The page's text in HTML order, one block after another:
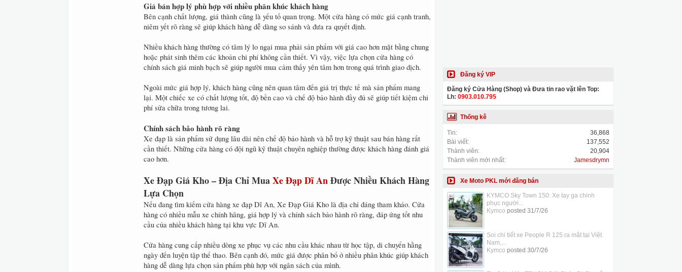
Giá bán hợp lý phù hợp với nhiều phân khúc khách hàng
Bên cạnh chất lượng, giá thành cũng là yếu tố quan trọng. Một cửa hàng có mức giá cạnh tranh,
niêm yết rõ ràng sẽ giúp khách hàng dễ dàng so sánh và đưa ra quyết định.
Nhiều khách hàng thường có tâm lý lo ngại mua phải sản phẩm với giá cao hơn mặt bằng chung
hoặc phát sinh thêm các khoản chi phí không cần thiết. Vì vậy, việc lựa chọn cửa hàng có
chính sách giá minh bạch sẽ giúp người mua cảm thấy yên tâm hơn trong quá trình giao dịch.
Ngoài mức giá hợp lý, khách hàng cũng nên quan tâm đến giá trị thực tế mà sản phẩm mang
lại. Một chiếc xe có chất lượng tốt, độ bền cao và chế độ bảo hành đầy đủ sẽ giúp tiết kiệm chi
phí sửa chữa trong tương lai.
Chính sách bảo hành rõ ràng
Xe đạp là sản phẩm sử dụng lâu dài nên chế độ bảo hành và hỗ trợ kỹ thuật sau bán hàng rất
cần thiết. Những cửa hàng có đội ngũ kỹ thuật chuyên nghiệp thường được khách hàng đánh giá
cao hơn.
Xe Đạp Giá Kho – Địa Chỉ MuaXe Đạp Dĩ AnĐược Nhiều Khách Hàng
Lựa Chọn
Nếu đang tìm kiếm cửa hàng xe đạp Dĩ An, Xe Đạp Giá Kho là địa chỉ đáng tham khảo. Cửa
hàng có nhiều mẫu xe chính hãng, giá hợp lý và chính sách bảo hành rõ ràng, đáp ứng tốt nhu
cầu của nhiều khách hàng tại khu vực Dĩ An.
Cửa hàng cung cấp nhiều dòng xe phục vụ các nhu cầu khác nhau từ học tập, di chuyển hằng
ngày đến luyện tập thể thao. Bên cạnh đó, mức giá được phân bổ ở nhiều phân khúc giúp khách
hàng dễ dàng lựa chọn sản phẩm phù hợp với ngân sách của mình.
Đăng ký VIP
Đăng ký Cửa Hàng (Shop) và Đưa tin rao vặt lên Top:
Lh: 0903.010.795
Thống kê
Tin:
36,868
Bài viết:
137,552
Thành viên:
20,904
Thành viên mới nhất:
Jamesdrymn
Xe Moto PKL mới đăng bán
KYMCO Sky Town 150: Xe tay ga chinh
phục người...
Kymco posted 31/7/26
Soi chi tiết xe People R 125 ra mắt tại Việt
Nam,...
Kymco posted 30/7/26